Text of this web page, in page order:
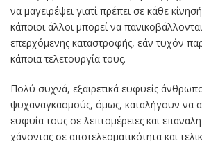
να μαγειρέψει γιατί πρέπει σε κάθε
κάποιοι άλλοι μπορεί να
επερχόμενης καταστροφής, εάν τυχόν
κάποια τελετουργία τους.
Πολύ συχνά, εξαιρετικά ευφυείς
ψυχαναγκασμούς, όμως, καταλήγουν να
ευφυία τους σε λεπτομέρειες και
χάνοντας σε αποτελεσματικότητα και